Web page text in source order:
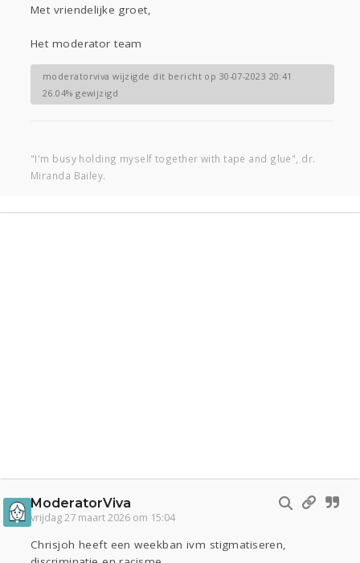
Met vriendelijke groet,
Het moderator team
moderatorviva wijzigde dit bericht op 30-07-2023 20:41
26.04% gewijzigd
"I'm busy holding myself together with tape and glue", dr.
Miranda Bailey.
ModeratorViva
vrijdag 27 maart 2026 om 15:04
Chrisjoh heeft een weekban ivm stigmatiseren,